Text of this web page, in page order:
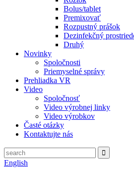
Bolus/tablet
Premixovať
Rozpustný prášok
Dezinfekčný
Druhý
Novinky
Spoločnosti
Priemyselné správy
Prehliadka VR
Video
Spoločnosť
Video výrobnej linky
Video výrobkov
Časté otázky
Kontaktujte nás
English